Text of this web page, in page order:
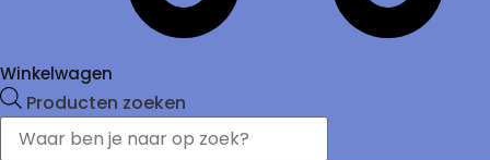
Winkelwagen
Producten zoeken